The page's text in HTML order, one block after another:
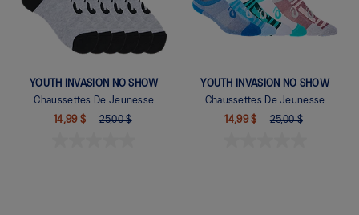
YOUTH INVASION NO SHOW
Chaussettes De Jeunesse
14,99 $
25,00 $
YOUTH INVASION NO SHOW
Chaussettes De Jeunesse
14,99 $
25,00 $